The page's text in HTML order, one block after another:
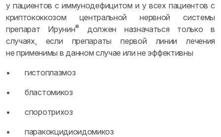
у пациентов с иммунодефицитом и у всех пациентов с
криптококкозом центральной нервной системы
препарат Ирунин®
должен назначаться только в
случаях, если препараты первой линии лечения
не применимы в данном случае или не эффективны
• гистоплазмоз
• бластомикоз
• споротрихоз
• паракокцидиоидомикоз